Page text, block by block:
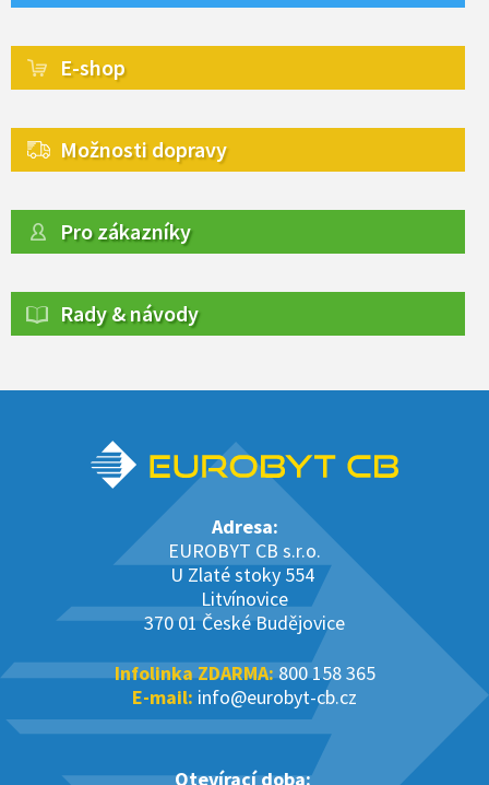
E-shop
Možnosti dopravy
Pro zákazníky
Rady & návody
Adresa:
EUROBYT CB s.r.o.
U Zlaté stoky 554
Litvínovice
370 01 České Budějovice
Infolinka ZDARMA:800 158 365
E-mail: info@eurobyt-cb.cz
Otevírací doba: